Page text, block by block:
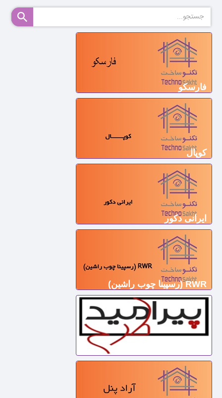
فارسکو
کوپال
ایرانی دکور
RWR (رسپینا چوب راشین)